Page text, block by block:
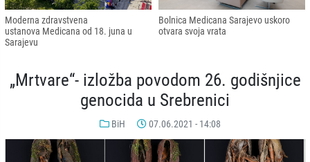
Moderna zdravstvena
ustanova Medicana od 18. juna u
Sarajevu
Bolnica Medicana Sarajevo uskoro
otvara svoja vrata
„Mrtvare“- izložba povodom 26. godišnjice
genocida u Srebrenici
BiH 07.06.2021 - 14:08